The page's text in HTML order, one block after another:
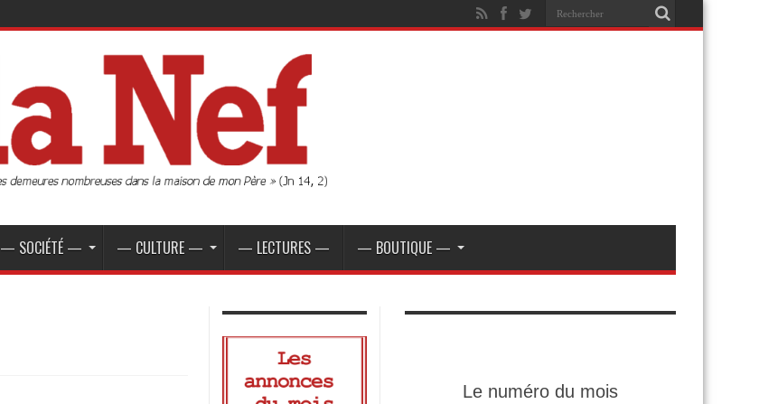
— SOCIÉTÉ — — CULTURE — — LECTURES — — BOUTIQUE —
Le numéro du mois